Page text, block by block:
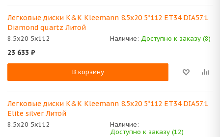
Легковые диски K&K Kleemann 8.5x20 5*112 ET34 DIA57.1
Diamond quartz Литой
8.5x20 5x112 Наличие: Доступно к заказу (8)
23 633 ₽
В корзину
Легковые диски K&K Kleemann 8.5x20 5*112 ET34 DIA57.1
Elite silver Литой
8.5x20 5x112
Наличие:
Доступно к заказу (12)